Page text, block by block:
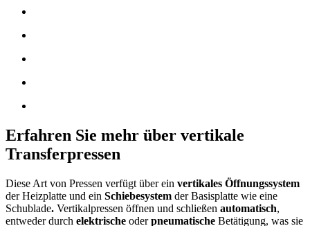
Erfahren Sie mehr über vertikale
Transferpressen
Diese Art von Pressen verfügt über ein vertikales Öffnungssystem
der Heizplatte und ein Schiebesystem der Basisplatte wie eine
Schublade. Vertikalpressen öffnen und schließen automatisch,
entweder durch elektrische oderpneumatische Betätigung, was sie